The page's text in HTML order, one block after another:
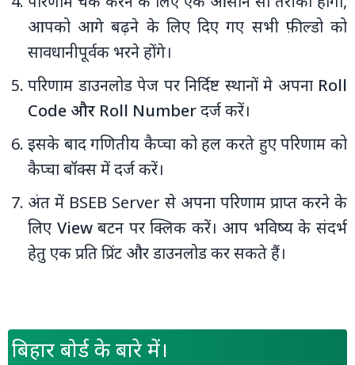
आपको आगे बढ़ने के लिए दिए गए सभी फ़ील्डो को
सावधानीपूर्वक भरने होंगे।
परिणाम डाउनलोड पेज पर निर्दिष्ट स्‍थानों मे अपना Roll
Code और Roll Numberदर्ज करें।
इसके बाद गणितीय कैप्चा को हल करते हुए परिणाम को
कैप्‍चा बॉक्‍स में दर्ज करें।
अंत में BSEB Server से अपना परिणाम प्राप्त करने के
लिए Viewबटन पर क्लिक करें। आप भविष्य के संदर्भ
हेतु एक प्रति प्रिंट और डाउनलोड कर सकते हैं।
बिहार बोर्ड के बारे में।